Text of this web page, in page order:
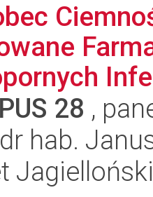
28 ,
hab.
Jagielloński